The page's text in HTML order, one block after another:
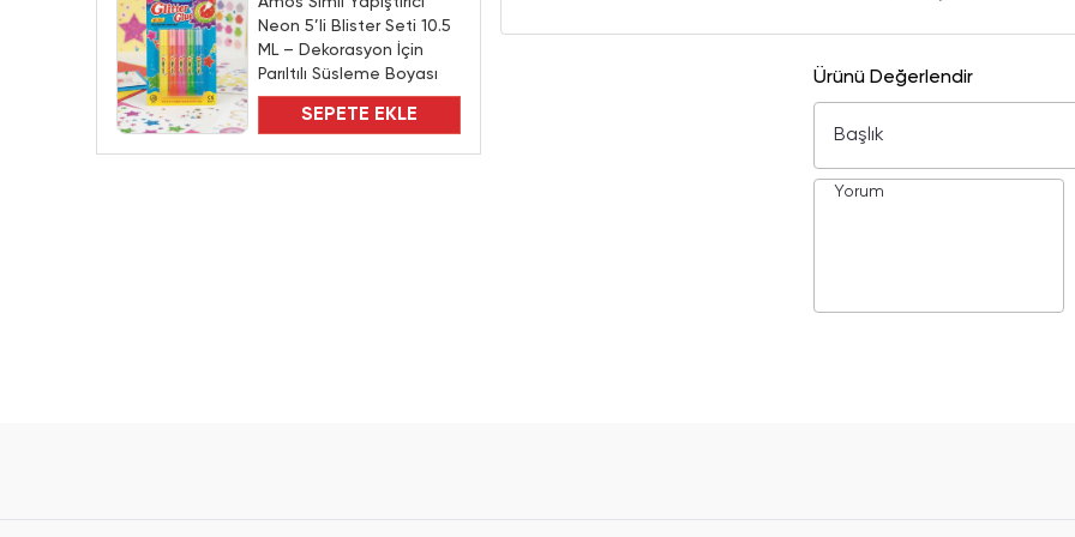
Neon 5’li Blister Seti 10.5
ML – Dekorasyon İçin
Parıltılı Süsleme Boyası
SEPETE EKLE
Ürünü Değerlendir